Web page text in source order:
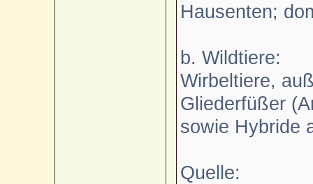
Hausenten;
b. Wildtiere:
Wirbeltiere,
Gliederfüßer
sowie Hybride
Quelle: